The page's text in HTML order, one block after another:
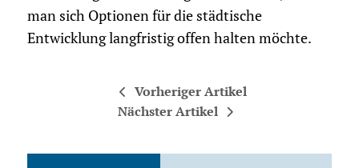
man sich Optionen für die städtische
Entwicklung langfristig offen halten möchte.
Vorheriger Artikel
Nächster Artikel